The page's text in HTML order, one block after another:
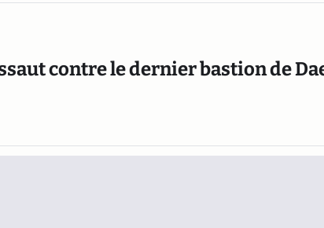
contre le dernier bastion de